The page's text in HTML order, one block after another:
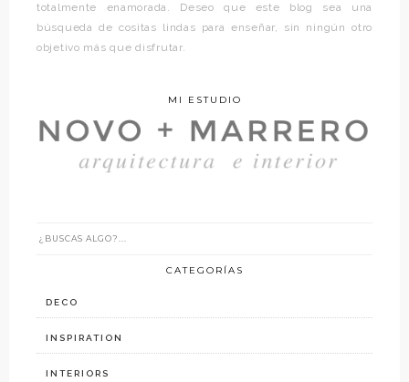
totalmente enamorada. Deseo que este blog sea una
búsqueda de cositas lindas para enseñar, sin ningún otro
objetivo más que disfrutar.
MI ESTUDIO
CATEGORÍAS
DECO
INSPIRATION
INTERIORS